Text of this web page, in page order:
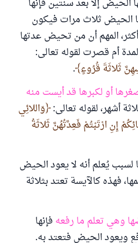
إلا بعد سنتين فإنها
الحيض ثلاث مرات فيكون
المهم أن من تحيض عدتها
أم قصرت لقوله تعالى:
ثَلاثَةَ قُرُوءٍ .
أو لكبرها قد أيست منه
أشهر، لقوله تعالى: وَاللائِي
إِنِ ارْتَبْتُمْ فَعِدَّتُهُنَّ ثَلاثَةُ
لسبب يُعلم أنه لا يعود الحيض
فهذه كالآيسة تعتد بثلاثة
وهي تعلم ما رفعه فإنها
ويعود الحيض فتعتد به.